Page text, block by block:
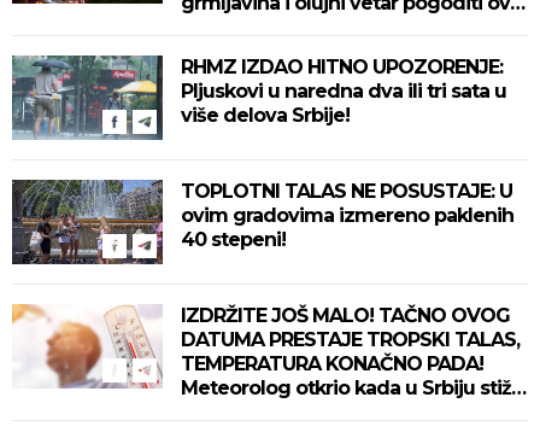
RHMZ IZDAO HITNO UPOZORENJE:
Pljuskovi u naredna dva ili tri sata u
više delova Srbije!
TOPLOTNI TALAS NE POSUSTAJE: U
ovim gradovima izmereno paklenih
40 stepeni!
IZDRŽITE JOŠ MALO! TAČNO OVOG
DATUMA PRESTAJE TROPSKI TALAS,
TEMPERATURA KONAČNO PADA!
Meteorolog otkrio kada u Srbiju stiže